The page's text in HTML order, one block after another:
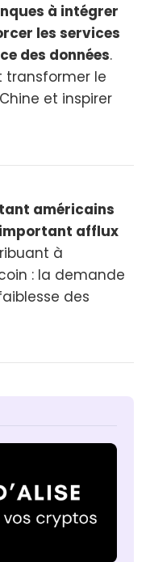
à intégrer
les services
des données.
transformer le
et inspirer
américains
afflux
à
: la demande
des